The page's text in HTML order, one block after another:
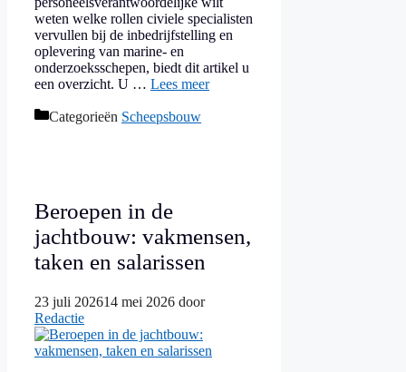
weten welke rollen civiele specialisten
vervullen bij de inbedrijfstelling en
oplevering van marine- en
onderzoeksschepen, biedt dit artikel u
een overzicht. U … Lees meer
Categorieën Scheepsbouw
Beroepen in de
jachtbouw: vakmensen,
taken en salarissen
23 juli 202614 mei 2026 door
Redactie